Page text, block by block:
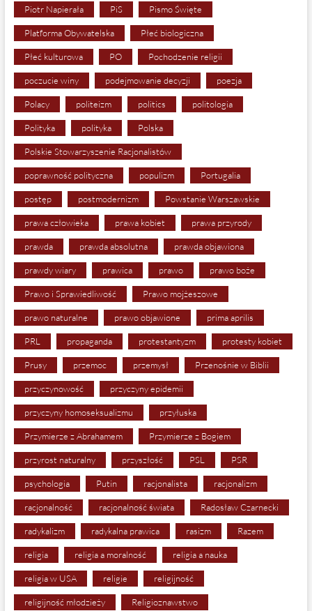
Piotr Napierała PiS Pismo Święte
Platforma Obywatelska Płeć biologiczna
Płeć kulturowa PO Pochodzenie religii
poczucie winy podejmowanie decyzji poezja
Polacy politeizm politics politologia
Polityka polityka Polska
Polskie Stowarzyszenie Racjonalistów
poprawność polityczna populizm Portugalia
postęp postmodernizm Powstanie Warszawskie
prawa człowieka prawa kobiet prawa przyrody
prawda prawda absolutna prawda objawiona
prawdy wiary prawica prawo prawo boże
Prawo i Sprawiedliwość Prawo mojżeszowe
prawo naturalne prawo objawione prima aprilis
PRL propaganda protestantyzm protesty kobiet
Prusy przemoc przemysł Przenośnie w Biblii
przyczynowość przyczyny epidemii
przyczyny homoseksualizmu przyłuska
Przymierze z Abrahamem Przymierze z Bogiem
przyrost naturalny przyszłość PSL PSR
psychologia Putin racjonalista racjonalizm
racjonalność racjonalność świata Radosław Czarnecki
radykalizm radykalna prawica rasizm Razem
religia religia a moralność religia a nauka
religia w USA religie religijność
religijność młodzieży Religioznawstwo